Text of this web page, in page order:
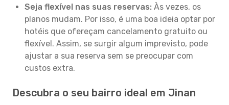
Seja flexível nas suas reservas: Às vezes, os
planos mudam. Por isso, é uma boa ideia optar por
hotéis que ofereçam cancelamento gratuito ou
flexível. Assim, se surgir algum imprevisto, pode
ajustar a sua reserva sem se preocupar com
custos extra.
Descubra o seu bairro ideal em Jinan